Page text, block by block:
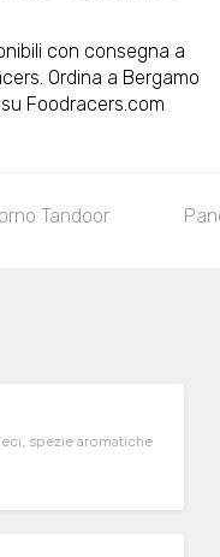
con consegna a
Ordina a Bergamo
Foodracers.com
Tandoor
spezie aromatiche